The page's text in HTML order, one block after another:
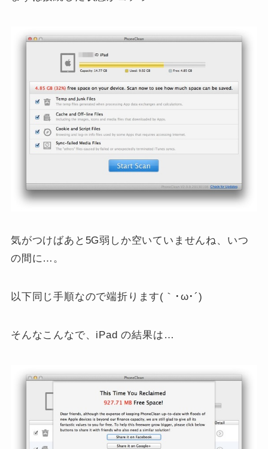
気がつけばあと5G弱しか空いていませんね、いつ
の間に…。
以下同じ手順なので端折ります(｀･ω･´)
そんなこんなで、iPad の結果は…